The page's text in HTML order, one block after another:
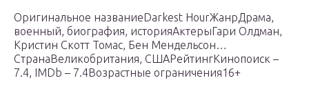
Оригинальное названиеDarkest HourЖанрДрама,
военный, биография, историяАктерыГари Олдман,
Кристин Скотт Томас, Бен Мендельсон…
СтранаВеликобритания, СШАРейтингКинопоиск –
7.4, IMDb – 7.4Возрастные ограничения16+